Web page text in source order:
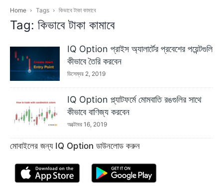
Home Tags কিভাবে টাকা কামাবে
Tag: কিভাবে টাকা কামাবে
IQ Option প্রাইস অ্যালার্টের প্রবেশের পয়েন্টগুলি
কীভাবে তৈরি করবেন
ডিসেম্বর 2, 2019
IQ Option প্ল্যাটফর্মে মোমবাতি রঙগুলির সাথে
কীভাবে বাণিজ্য করবেন
অক্টোবর 16, 2019
মোবাইলের জন্য IQ Option ডাউনলোড করুন